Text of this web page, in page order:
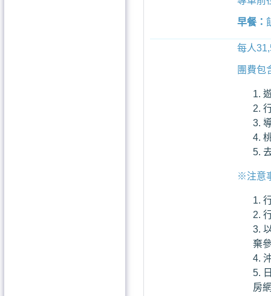
早餐：
每人
團費包
※注意
棄
房